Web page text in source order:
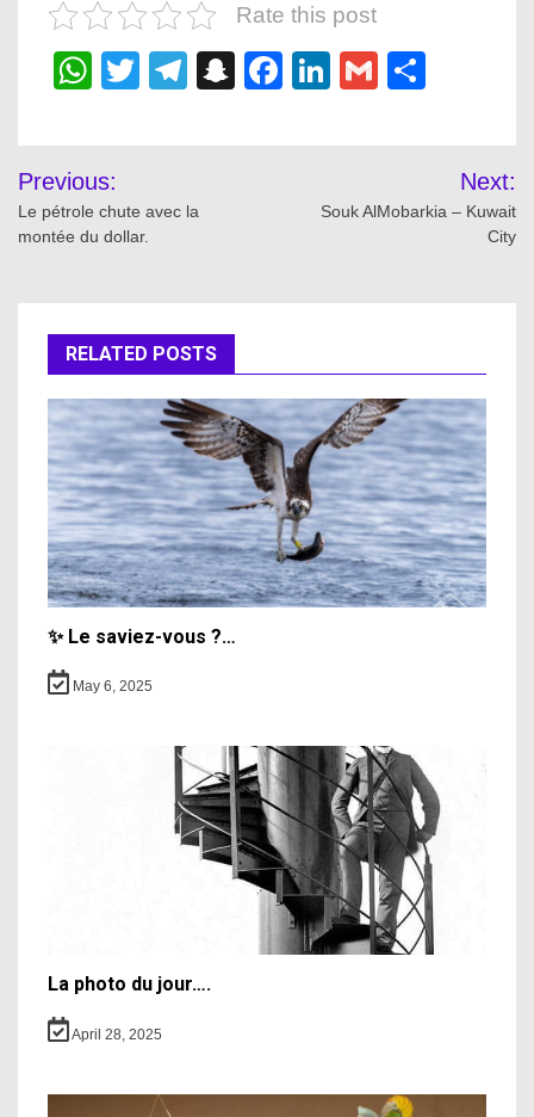
Rate this post
WhatsApp
TwitterTelegram
Snapchat
Facebook
LinkedIn
Gmail
Post
navigation
Previous:
Le pétrole chute avec la
montée du dollar.
Next:
Souk AlMobarkia – Kuwait
City
RELATED POSTS
✨ Le saviez-vous ?…
May 6, 2025
La photo du jour….
April 28, 2025